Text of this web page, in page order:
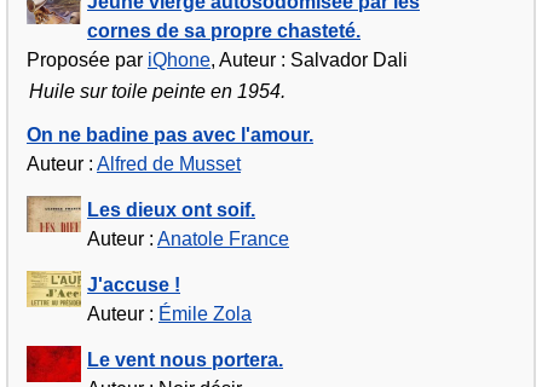
cornes de sa propre chasteté.
Proposée par iQhone, Auteur : Salvador Dali
Huile sur toile peinte en 1954.
On ne badine pas avec l'amour.
Auteur : Alfred de Musset
Les dieux ont soif.
Auteur : Anatole France
J'accuse !
Auteur : Émile Zola
Le vent nous portera.